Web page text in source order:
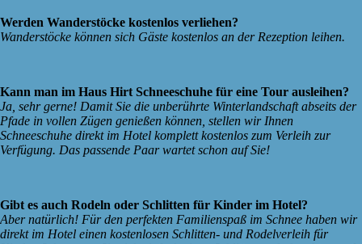
Werden Wanderstöcke kostenlos verliehen?
Wanderstöcke können sich Gäste kostenlos an der Rezeption leihen.
Kann man im Haus Hirt Schneeschuhe für eine Tour ausleihen?
Ja, sehr gerne! Damit Sie die unberührte Winterlandschaft abseits der
Pfade in vollen Zügen genießen können, stellen wir Ihnen
Schneeschuhe direkt im Hotel komplett kostenlos zum Verleih zur
Verfügung. Das passende Paar wartet schon auf Sie!
Gibt es auch Rodeln oder Schlitten für Kinder im Hotel?
Aber natürlich! Für den perfekten Familienspaß im Schnee haben wir
direkt im Hotel einen kostenlosen Schlitten- und Rodelverleih für